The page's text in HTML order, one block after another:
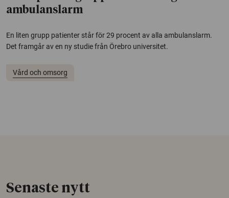
ambulanslarm
En liten grupp patienter står för 29 procent av alla ambulanslarm.
Det framgår av en ny studie från Örebro universitet.
Vård och omsorg
Senaste nytt